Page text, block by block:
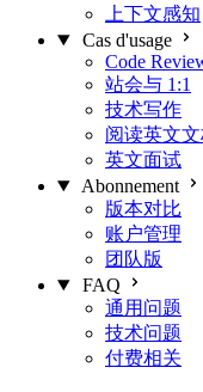
上下文感知
Cas d'usage
Code
站会与 1:1
技术写作
阅读英文
英文面试
Abonnement
版本对比
账户管理
团队版
FAQ
通用问题
技术问题
付费相关